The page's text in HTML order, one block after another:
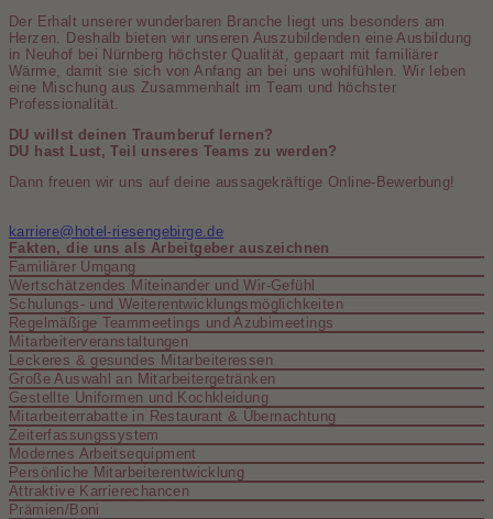
Der Erhalt unserer wunderbaren Branche liegt uns besonders am
Herzen. Deshalb bieten wir unseren Auszu­bildenden eine Ausbildung
in Neuhof bei Nürnberg höchster Qualität, gepaart mit familiärer
Wärme, damit sie sich von Anfang an bei uns wohlfühlen. Wir leben
eine Mischung aus Zusammenhalt im Team und höchster
Professionalität.
DU willst deinen Traumberuf lernen?
DU hast Lust, Teil unseres Teams zu werden?
Dann freuen wir uns auf deine aussagekräftige Online-Bewerbung!
karriere@hotel-riesengebirge.de
Fakten, die uns als Arbeitgeber auszeichnen
Familiärer Umgang
Wertschätzendes Miteinander und Wir-Gefühl
Schulungs- und Weiterentwicklungsmöglichkeiten
Regelmäßige Teammeetings und Azubimeetings
Mitarbeiterveranstaltungen
Leckeres & gesundes Mitarbeiteressen
Große Auswahl an Mitarbeitergetränken
Gestellte Uniformen und Kochkleidung
Mitarbeiterrabatte in Restaurant & Übernachtung
Zeiterfassungssystem
Modernes Arbeitsequipment
Persönliche Mitarbeiterentwicklung
Attraktive Karrierechancen
Prämien/Boni